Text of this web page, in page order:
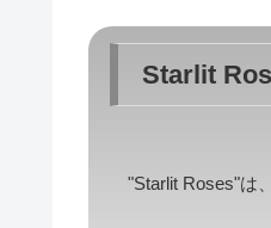
Starlit
"Starlit Roses"は